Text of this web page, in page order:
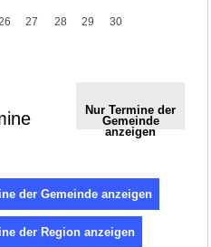
27 28 29 30
Nur Termine der
Gemeinde
anzeigen
der Gemeinde anzeigen
der Region anzeigen